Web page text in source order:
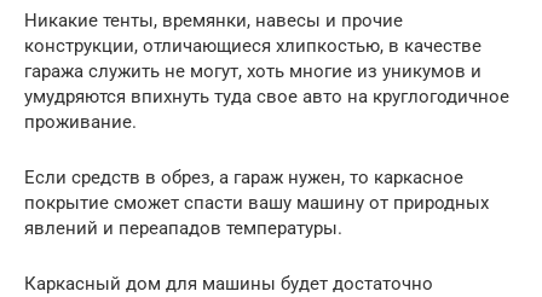
Никакие тенты, времянки, навесы и прочие
конструкции, отличающиеся хлипкостью, в качестве
гаража служить не могут, хоть многие из уникумов и
умудряются впихнуть туда свое авто на круглогодичное
проживание.
Если средств в обрез, а гараж нужен, то каркасное
покрытие сможет спасти вашу машину от природных
явлений и переападов температуры.
Каркасный дом для машины будет достаточно